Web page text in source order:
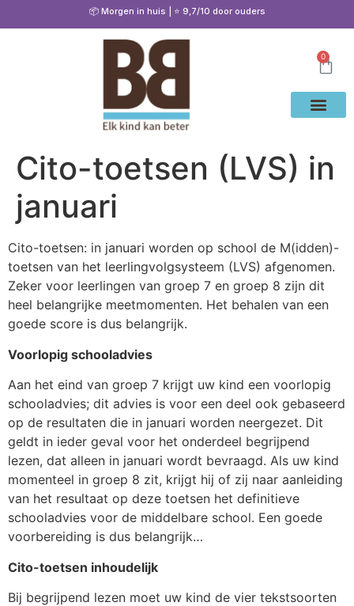
📦 Morgen in huis | ⭐ 9,7/10 door ouders
0
Cito-toetsen (LVS) in
januari
Cito-toetsen: in januari worden op school de M(idden)-
toetsen van het leerlingvolgsysteem (LVS) afgenomen.
Zeker voor leerlingen van groep 7 en groep 8 zijn dit
heel belangrijke meetmomenten. Het behalen van een
goede score is dus belangrijk.
Voorlopig schooladvies
Aan het eind van groep 7 krijgt uw kind een voorlopig
schooladvies; dit advies is voor een deel ook gebaseerd
op de resultaten die in januari worden neergezet. Dit
geldt in ieder geval voor het onderdeel begrijpend
lezen, dat alleen in januari wordt bevraagd. Als uw kind
momenteel in groep 8 zit, krijgt hij of zij naar aanleiding
van het resultaat op deze toetsen het definitieve
schooladvies voor de middelbare school. Een goede
voorbereiding is dus belangrijk…
Cito-toetsen inhoudelijk
Bij begrijpend lezen moet uw kind de vier tekstsoorten